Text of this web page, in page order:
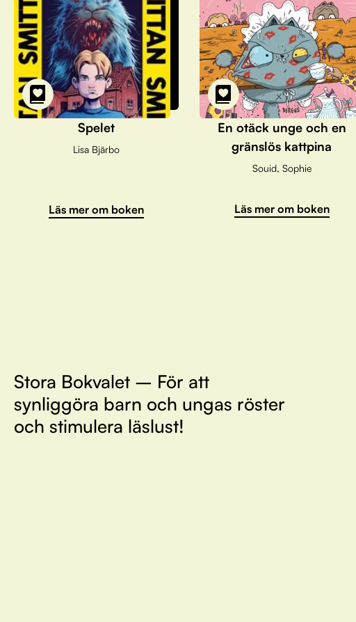
Spelet
Lisa Bjärbo
Läs mer om boken
En otäck unge och en
gränslös kattpina
Souid, Sophie
Läs mer om boken
Stora Bokvalet – För att
synliggöra barn och ungas röster
och stimulera läslust!